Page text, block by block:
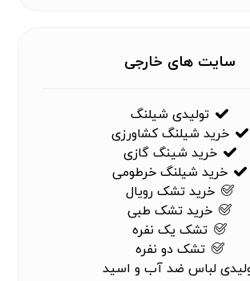
سایت های خارجی
تولیدی شیلنگ
خرید شیلنگ کشاورزی
خرید شینگ گازی
خرید شیلنگ خرطومی
خرید تشک رویال
خرید تشک طبی
تشک یک نفره
تشک دو نفره
لباس ضد آب و اسید